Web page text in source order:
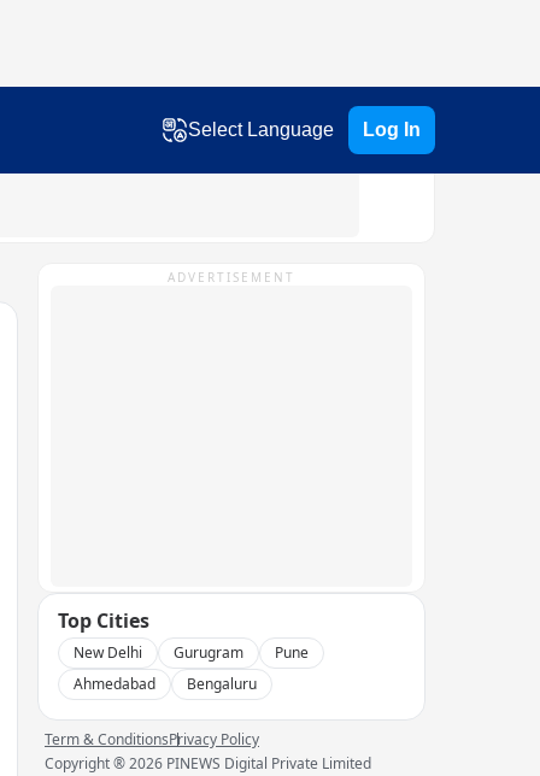
Select Language Log In
ADVERTISEMENT
Top Cities
New Delhi Gurugram
Pune
Ahmedabad
Bengaluru
Term & ConditionsPrivacy Policy
Copyright ®2026 PINEWS Digital Private Limited